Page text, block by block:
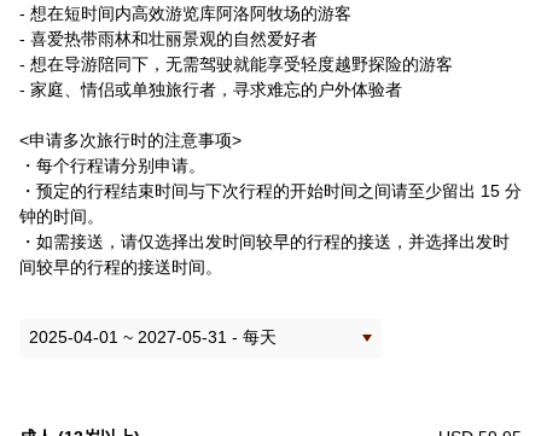
- 想在短时间内高效游览库阿洛阿牧场的游客
- 喜爱热带雨林和壮丽景观的自然爱好者
- 想在导游陪同下，无需驾驶就能享受轻度越野探险的游客
- 家庭、情侣或单独旅行者，寻求难忘的户外体验者
<申请多次旅行时的注意事项>
・每个行程请分别申请。
・预定的行程结束时间与下次行程的开始时间之间请至少留出 15 分
钟的时间。
・如需接送，请仅选择出发时间较早的行程的接送，并选择出发时
间较早的行程的接送时间。